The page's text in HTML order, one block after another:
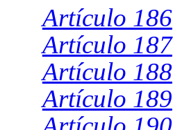
Artículo 186
Artículo 187
Artículo 188
Artículo 189